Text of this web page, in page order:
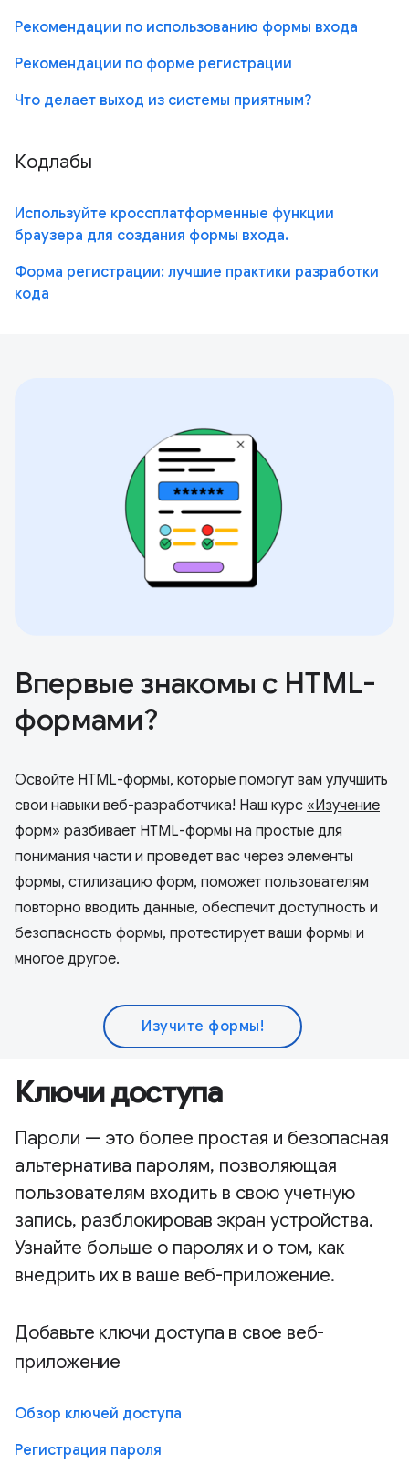
Рекомендации по использованию формы входа
Рекомендации по форме регистрации
Что делает выход из системы приятным?
Кодлабы
Используйте кроссплатформенные функции
браузера для создания формы входа.
Форма регистрации: лучшие практики разработки
кода
Впервые знакомы с HTML-
формами?
Освойте HTML-формы, которые помогут вам улучшить
свои навыки веб-разработчика! Наш курс «Изучение
форм» разбивает HTML-формы на простые для
понимания части и проведет вас через элементы
формы, стилизацию форм, поможет пользователям
повторно вводить данные, обеспечит доступность и
безопасность формы, протестирует ваши формы и
многое другое.
Изучите формы!
Ключи доступа
Пароли — это более простая и безопасная
альтернатива паролям, позволяющая
пользователям входить в свою учетную
запись, разблокировав экран устройства.
Узнайте больше о паролях и о том, как
внедрить их в ваше веб-приложение.
Добавьте ключи доступа в свое веб-
приложение
Обзор ключей доступа
Регистрация пароля